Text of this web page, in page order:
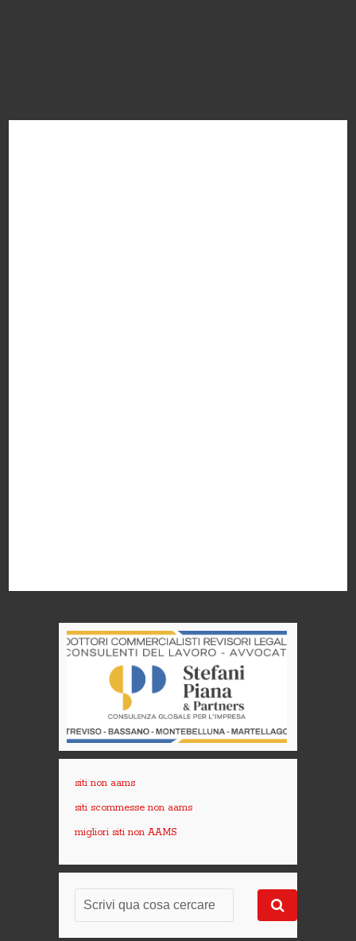
siti non aams
siti scommesse non aams
migliori siti non AAMS